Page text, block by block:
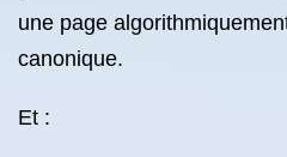
une page
canonique.
Et :